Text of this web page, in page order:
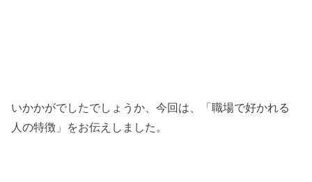
いかかがでしたでしょうか、今回は、「職場で好かれる
人の特徴」をお伝えしました。